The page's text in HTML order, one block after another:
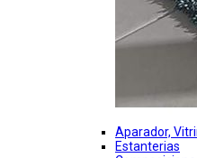
Aparador,
Estanterias